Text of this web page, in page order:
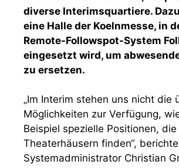
diverse Interimsquartiere.
eine Halle der Koelnmesse, in
Remote-Followspot-System
eingesetzt wird, um
zu ersetzen.
„Im Interim stehen uns nicht die
Möglichkeiten zur Verfügung,
Beispiel spezielle Positionen,
Theaterhäusern finden“,
Systemadministrator Christian